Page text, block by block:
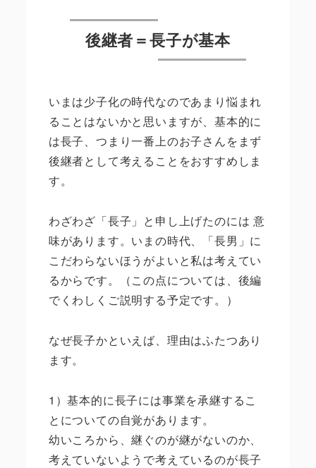
後継者＝長子が基本
いまは少子化の時代なのであまり悩まれ
ることはないかと思いますが、基本的に
は長子、つまり一番上のお子さんをまず
後継者として考えることをおすすめしま
す。
わざわざ「長子」と申し上げたのには 意
味があります。いまの時代、「長男」に
こだわらないほうがよいと私は考えてい
るからです。（この点については、後編
でくわしくご説明する予定です。）
なぜ長子かといえば、理由はふたつあり
ます。
1）基本的に長子には事業を承継するこ
とについての自覚があります。
幼いころから、継ぐのが継がないのか、
考えていないようで考えているのが長子